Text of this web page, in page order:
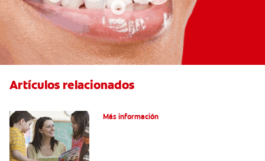
Artículos relacionados
Más información